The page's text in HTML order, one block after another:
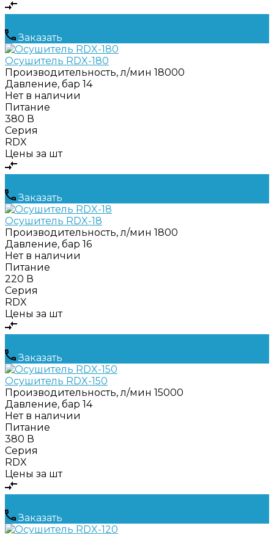
Заказать
Осушитель RDX-180
Производительность, л/мин 18000
Давление, бар 14
Нет в наличии
Питание
380 В
Серия
RDX
Цены за шт
Заказать
Осушитель RDX-18
Производительность, л/мин 1800
Давление, бар 16
Нет в наличии
Питание
220 В
Серия
RDX
Цены за шт
Заказать
Осушитель RDX-150
Производительность, л/мин 15000
Давление, бар 14
Нет в наличии
Питание
380 В
Серия
RDX
Цены за шт
Заказать